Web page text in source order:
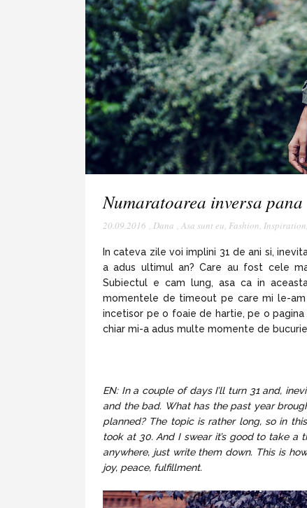
Numaratoarea inversa
20.09.2016 , Dana , Asa sunt eu, Fashion, Inspiration,
In cateva zile voi implini 31 de ani si,
a adus ultimul an? Care au fost cele
Subiectul e cam lung, asa ca in
momentele de timeout pe care mi le-
incetisor pe o foaie de hartie, pe o
chiar mi-a adus multe momente de
EN: In a couple of days I’ll turn 31 and,
and the bad. What has the past year
planned? The topic is rather long, so in
took at 30. And I swear it’s good to take
anywhere, just write them down. This is
joy, peace, fulfillment.